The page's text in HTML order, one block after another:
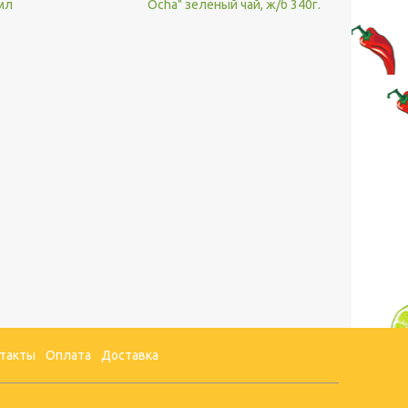
Ocha" зелёный чай, ж/б 340г.
Оплата Доставка